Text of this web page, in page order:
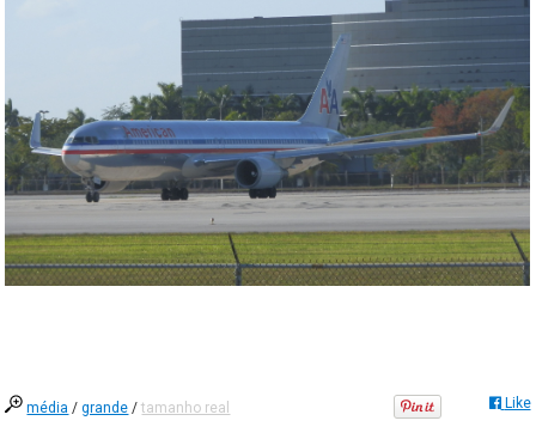
média /grande /tamanho real Like